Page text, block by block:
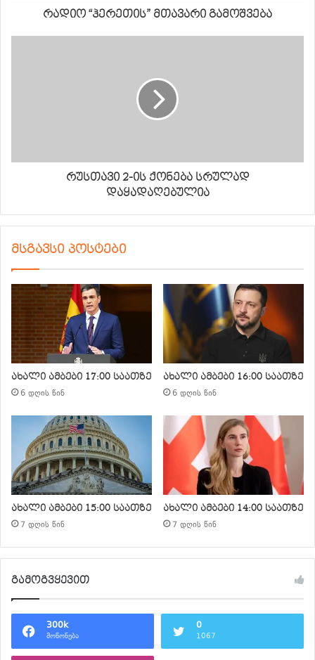
რადიო “ჰერეთის” მთავარი გამოშვება
რუსთავი 2-ის ქონება სრულად
დაყადაღებულია
მსგავსი პოსტები
ახალი ამბები 17:00 საათზე
6 დღის წინ
ახალი ამბები 16:00 საათზე
6 დღის წინ
ახალი ამბები 15:00 საათზე
7 დღის წინ
ახალი ამბები 14:00 საათზე
7 დღის წინ
გამოგვყევით
300k
მოწონება
0
1067